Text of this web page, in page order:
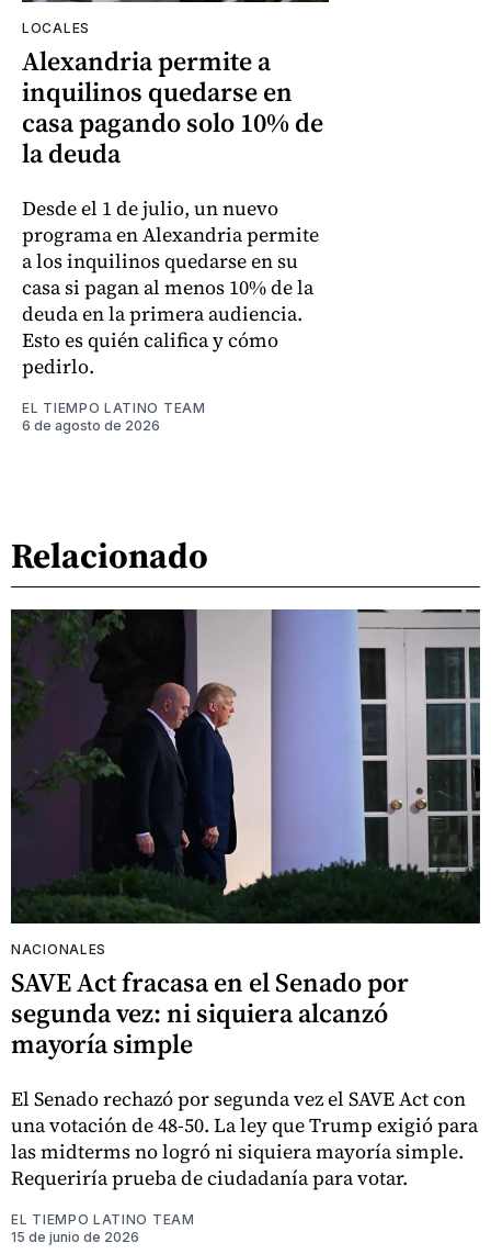
LOCALES
Alexandria permite a
inquilinos quedarse en
casa pagando solo 10% de
la deuda
Desde el 1 de julio, un nuevo
programa en Alexandria permite
a los inquilinos quedarse en su
casa si pagan al menos 10% de la
deuda en la primera audiencia.
Esto es quién califica y cómo
pedirlo.
EL TIEMPO LATINO TEAM
6 de agosto de 2026
Relacionado
NACIONALES
SAVE Act fracasa en el Senado por
segunda vez: ni siquiera alcanzó
mayoría simple
El Senado rechazó por segunda vez el SAVE Act con
una votación de 48-50. La ley que Trump exigió para
las midterms no logró ni siquiera mayoría simple.
Requeriría prueba de ciudadanía para votar.
EL TIEMPO LATINO TEAM
15 de junio de 2026